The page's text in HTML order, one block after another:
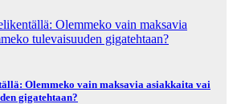
Olemmeko vain maksavia asiakkaita vai
gigatehtaan?